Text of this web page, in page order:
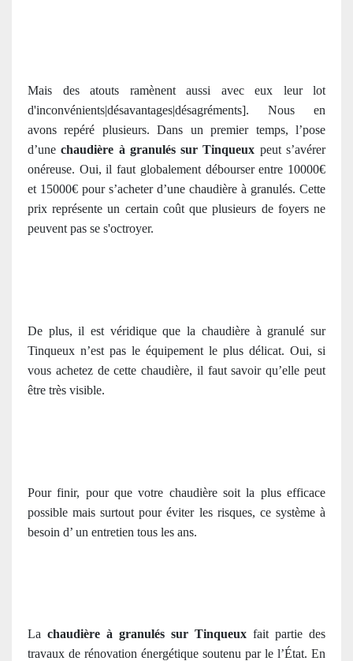
Mais des atouts ramènent aussi avec eux leur lot
d'inconvénients|désavantages|désagréments]. Nous en
avons repéré plusieurs. Dans un premier temps, l’pose
d’unechaudière à granulés sur Tinqueux peut s’avérer
onéreuse. Oui, il faut globalement débourser entre 10000€
et 15000€ pour s’acheter d’une chaudière à granulés. Cette
prix représente un certain coût que plusieurs de foyers ne
peuvent pas se s'octroyer.
De plus, il est véridique que la chaudière à granulé sur
Tinqueux n’est pas le équipement le plus délicat. Oui, si
vous achetez de cette chaudière, il faut savoir qu’elle peut
être très visible.
Pour finir, pour que votre chaudière soit la plus efficace
possible mais surtout pour éviter les risques, ce système à
besoin d’ un entretien tous les ans.
La chaudière à granulés sur Tinqueux fait partie des
travaux de rénovation énergétique soutenu par le l’État. En